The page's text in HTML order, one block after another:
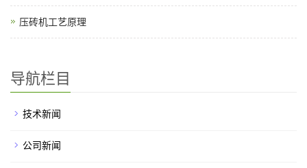
压砖机工艺原理
导航栏目
技术新闻
公司新闻